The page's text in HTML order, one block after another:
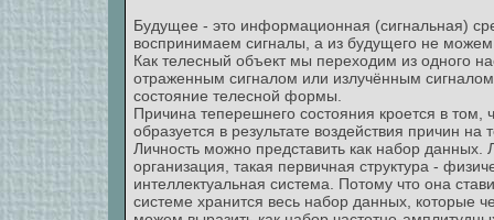
Будущее - это информационная (сигнальная)
воспринимаем сигналы, а из будущего не можем
Как телесный объект мы переходим из одного
отраженным сигналом или излучённым
состояние телесной формы.
Причина теперешнего состояния кроется в
образуется в результате воздействия причин
Личность можно представить как набор данных.
организация, такая первичная структура -
интеллектуальная система. Потому что она
системе хранится весь набор данных, которые